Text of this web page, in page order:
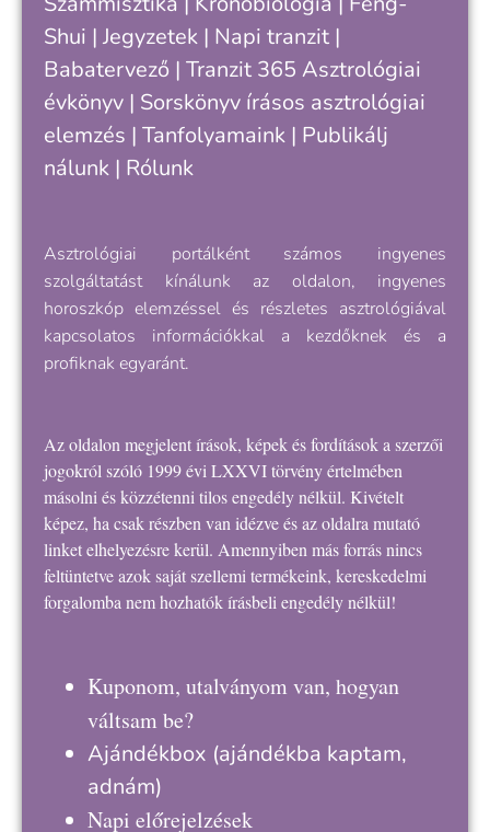
Shui | Jegyzetek | Napi tranzit |
Babatervező | Tranzit 365 Asztrológiai
évkönyv | Sorskönyv írásos asztrológiai
elemzés | Tanfolyamaink | Publikálj
nálunk | Rólunk
Asztrológiai portálként számos ingyenes
szolgáltatást kínálunk az oldalon, ingyenes
horoszkóp elemzéssel és részletes asztrológiával
kapcsolatos információkkal a kezdőknek és a
profiknak egyaránt.
Az oldalon megjelent írások, képek és fordítások a szerzői
jogokról szóló 1999 évi LXXVI törvény értelmében
másolni és közzétenni tilos engedély nélkül. Kivételt
képez, ha csak részben van idézve és az oldalra mutató
linket elhelyezésre kerül. Amennyiben más forrás nincs
feltüntetve azok saját szellemi termékeink, kereskedelmi
forgalomba nem hozhatók írásbeli engedély nélkül!
Kuponom, utalványom van, hogyan
váltsam be?
Ajándékbox (ajándékba kaptam,
adnám)
Napi előrejelzések